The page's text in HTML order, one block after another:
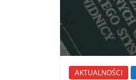
AKTUALNOŚCI